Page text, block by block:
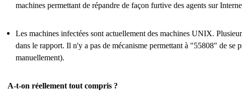
machines permettant de répandre de façon furtive des agents sur
Les machines infectées sont actuellement des machines UNIX.
dans le rapport. Il n'y a pas de mécanisme permettant à "55808" de
manuellement).
A-t-on réellement tout compris ?